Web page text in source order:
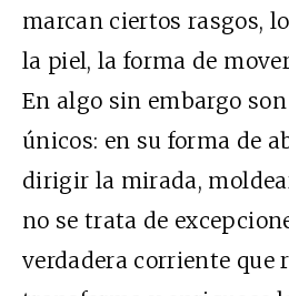
marcan ciertos rasgos,
la piel, la forma de
En algo sin embargo
únicos: en su forma de
dirigir la mirada,
no se trata de
verdadera corriente que